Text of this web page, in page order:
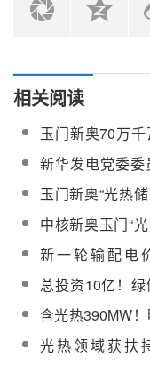
相关阅读
玉门新奥70万
储能+光伏+风
目稳步推进
新华发电党委委
总经理郝运通
玉门新奥“光热
伏+风电”示范项
玉门新奥“光热
目熔盐储罐安装
标
中核新奥玉门“
范项目计划今年
全面建成并网发
新一轮输配电
后，首次推动
业同价全覆盖！
总投资10亿！
百兆瓦级储热能
备制造基地项目
工
含光热390MW
运！西藏《
电、光伏发电等
光热领域获扶